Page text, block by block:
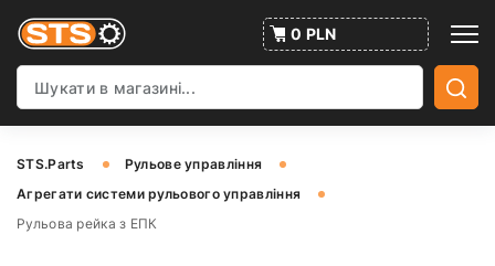
0 PLN
STS.Parts
Рульове управління
Агрегати системи рульового управління
Рульова рейка з ЕПК